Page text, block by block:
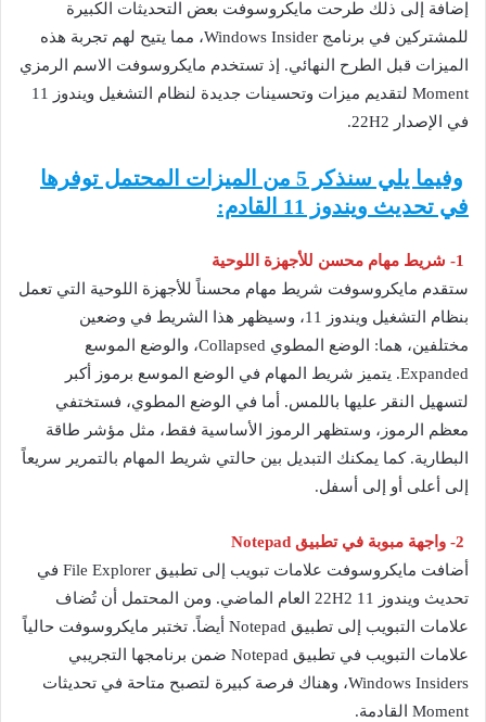
إضافة إلى ذلك طرحت مايكروسوفت بعض التحديثات الكبيرة
للمشتركين في برنامج Windows Insider، مما يتيح لهم تجربة هذه
الميزات قبل الطرح النهائي. إذ تستخدم مايكروسوفت الاسم الرمزي
Moment لتقديم ميزات وتحسينات جديدة لنظام التشغيل ويندوز 11
في الإصدار 22H2.
وفيما يلي سنذكر 5 من الميزات المحتمل توفرها
في تحديث ويندوز 11 القادم:
1- شريط مهام محسن للأجهزة اللوحية
ستقدم مايكروسوفت شريط مهام محسناً للأجهزة اللوحية التي تعمل
بنظام التشغيل ويندوز 11، وسيظهر هذا الشريط في وضعين
مختلفين، هما: الوضع المطوي Collapsed، والوضع الموسع
Expanded. يتميز شريط المهام في الوضع الموسع برموز أكبر
لتسهيل النقر عليها باللمس. أما في الوضع المطوي، فستختفي
معظم الرموز، وستظهر الرموز الأساسية فقط، مثل مؤشر طاقة
البطارية. كما يمكنك التبديل بين حالتي شريط المهام بالتمرير سريعاً
إلى أعلى أو إلى أسفل.
2- واجهة مبوبة في تطبيق Notepad
أضافت مايكروسوفت علامات تبويب إلى تطبيق File Explorer في
تحديث ويندوز 11 22H2 العام الماضي. ومن المحتمل أن تُضاف
علامات التبويب إلى تطبيق Notepad أيضاً. تختبر مايكروسوفت حالياً
علامات التبويب في تطبيق Notepad ضمن برنامجها التجريبي
Windows Insiders، وهناك فرصة كبيرة لتصبح متاحة في تحديثات
Moment القادمة.